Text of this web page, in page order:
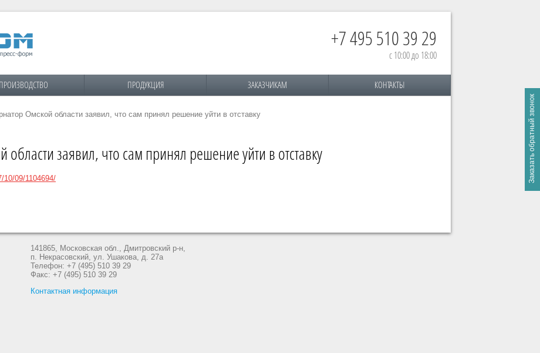
+7 495 510 39 29
с 10:00 до 18:00
ПРОИЗВОДСТВО ПРОДУКЦИЯ ЗАКАЗЧИКАМ КОНТАКТЫ
Омской области заявил, что сам принял решение уйти в отставку
заявил, что сам принял решение уйти в отставку
10/09/1104694/
141865, Московская обл., Дмитровский р-н,
п. Некрасовский, ул. Ушакова, д. 27а
Телефон: +7 (495) 510 39 29
Факс: +7 (495) 510 39 29
Контактная информация